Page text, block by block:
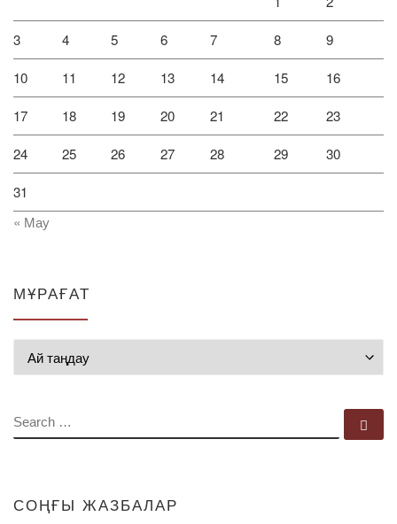
3 4 5 6 7 8 9
10 11 12 13 14 15 16
17 18 19 20 21 22 23
24 25 26 27 28 29 30
31
« Мау
МҰРАҒАТ
SEARCH
СОҢҒЫ ЖАЗБАЛАР